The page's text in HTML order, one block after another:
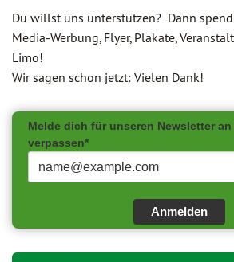
Du willst uns unterstützen? Dann
Media-Werbung, Flyer, Plakate,
Limo!
Wir sagen schon jetzt: Vielen Dank!
Melde dich für unseren Newsletter
verpassen*
Anmelden